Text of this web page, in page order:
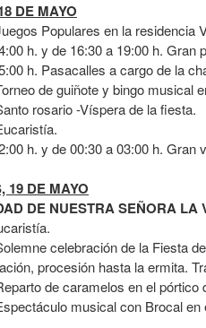
DE MAYO
Populares en la residencia
h. y de 16:30 a 19:00 h. Gran
h. Pasacalles a cargo de la
de guiñote y bingo musical
rosario -Víspera de la fiesta.
h. y de 00:30 a 03:00 h.
19 DE MAYO
DE NUESTRA SEÑORA LA
celebración de la Fiesta
procesión hasta la ermita.
de caramelos en el
musical con Brocal en